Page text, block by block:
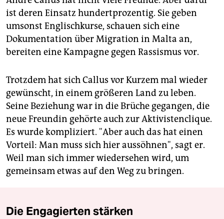
ist deren Einsatz hundertprozentig. Sie geben
umsonst Englischkurse, schauen sich eine
Dokumentation über Migration in Malta an,
bereiten eine Kampagne gegen Rassismus vor.
Trotzdem hat sich Callus vor Kurzem mal wieder
gewünscht, in einem größeren Land zu leben.
Seine Beziehung war in die Brüche gegangen, die
neue Freundin gehörte auch zur Aktivistenclique.
Es wurde kompliziert. "Aber auch das hat einen
Vorteil: Man muss sich hier aussöhnen", sagt er.
Weil man sich immer wiedersehen wird, um
gemeinsam etwas auf den Weg zu bringen.
Die Engagierten stärken